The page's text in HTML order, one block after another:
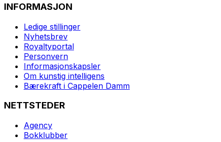
INFORMASJON
Ledige stillinger
Nyhetsbrev
Royaltyportal
Personvern
Informasjonskapsler
Om kunstig intelligens
Bærekraft i Cappelen Damm
NETTSTEDER
Agency
Bokklubber